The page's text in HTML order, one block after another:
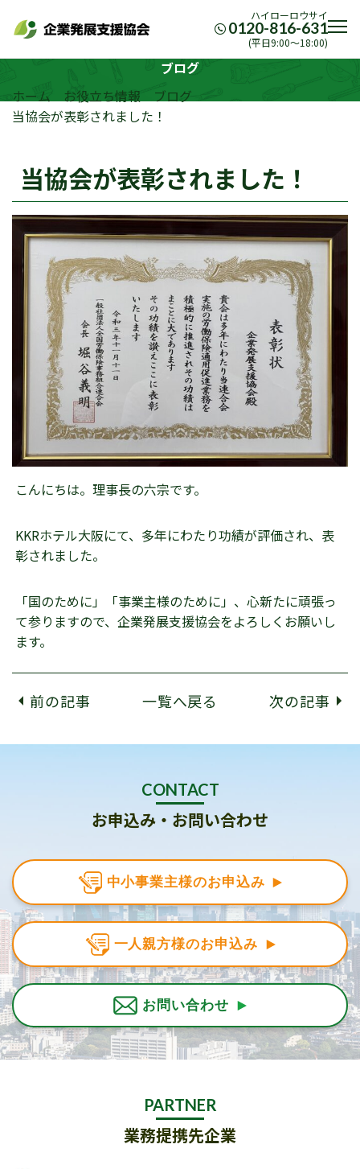
ハイローロウサイ
0120-816-631
(平日9:00〜18:00)
ブログ
ホーム
お役立ち情報
ブログ
当協会が表彰されました！
当協会が表彰されました！
こんにちは。理事長の六宗です。
KKRホテル大阪にて、多年にわたり功績が評価され、表
彰されました。
「国のために」「事業主様のために」、心新たに頑張っ
て参りますので、企業発展支援協会をよろしくお願いし
ます。
前の記事 一覧へ戻る 次の記事
CONTACT
お申込み・お問い合わせ
中小事業主様のお申込み
一人親方様のお申込み
お問い合わせ
PARTNER
業務提携先企業